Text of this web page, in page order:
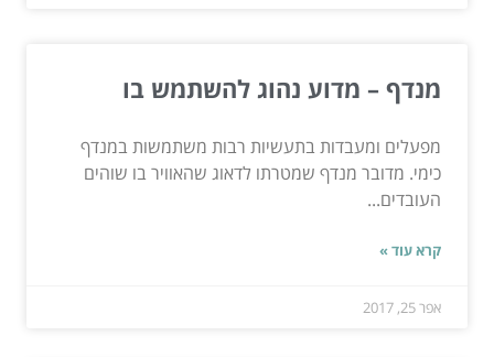
מנדף – מדוע נהוג להשתמש בו
מפעלים ומעבדות בתעשיות רבות משתמשות במנדף
כימי. מדובר מנדף שמטרתו לדאוג שהאוויר בו שוהים
העובדים...
קרא עוד »
אפר 25, 2017